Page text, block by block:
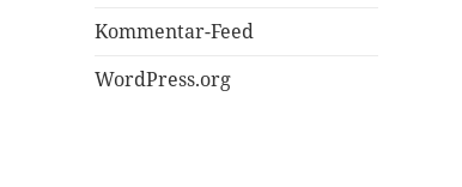
Kommentar-Feed
WordPress.org